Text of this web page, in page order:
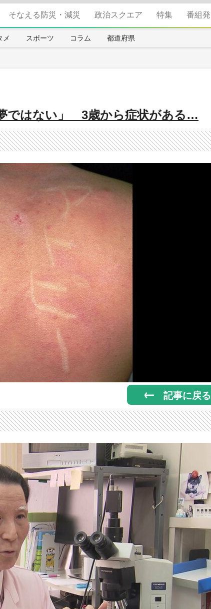
そなえる防災・減災 政治スクエア 特集 番組発
メ スポーツ コラム 都道府県
ではない」 3歳から症状がある…
記事に戻る